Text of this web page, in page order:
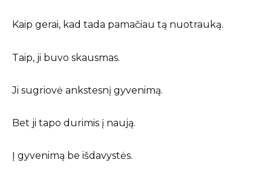
Kaip gerai, kad tada pamačiau tą nuotrauką.
Taip, ji buvo skausmas.
Ji sugriovė ankstesnį gyvenimą.
Bet ji tapo durimis į naują.
Į gyvenimą be išdavystės.